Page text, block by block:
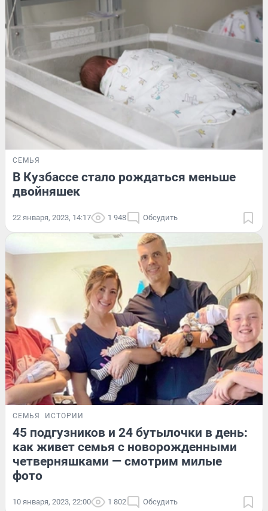
СЕМЬЯ
В Кузбассе стало рождаться меньше
двойняшек
22 января, 2023, 14:17 1 948 Обсудить
СЕМЬЯ ИСТОРИИ
45 подгузников и 24 бутылочки в день:
как живет семья с новорожденными
четверняшками — смотрим милые
фото
10 января, 2023, 22:00 1 802 Обсудить